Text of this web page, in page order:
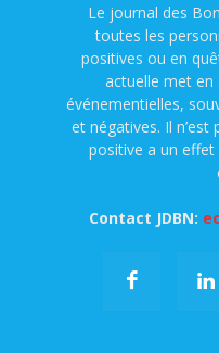
Le journal des
toutes les
positives ou en
actuelle met
événementielles,
et négatives. Il n’est
positive a un
Contact JDBN: